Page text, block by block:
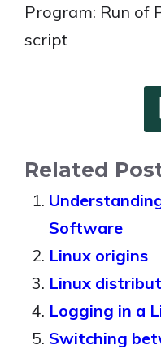
Program: Run of
script
Related
Software
Linux origins
Linux
Logging in a
Switching